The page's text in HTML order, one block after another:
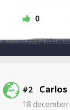
0
#2 Carlos
18